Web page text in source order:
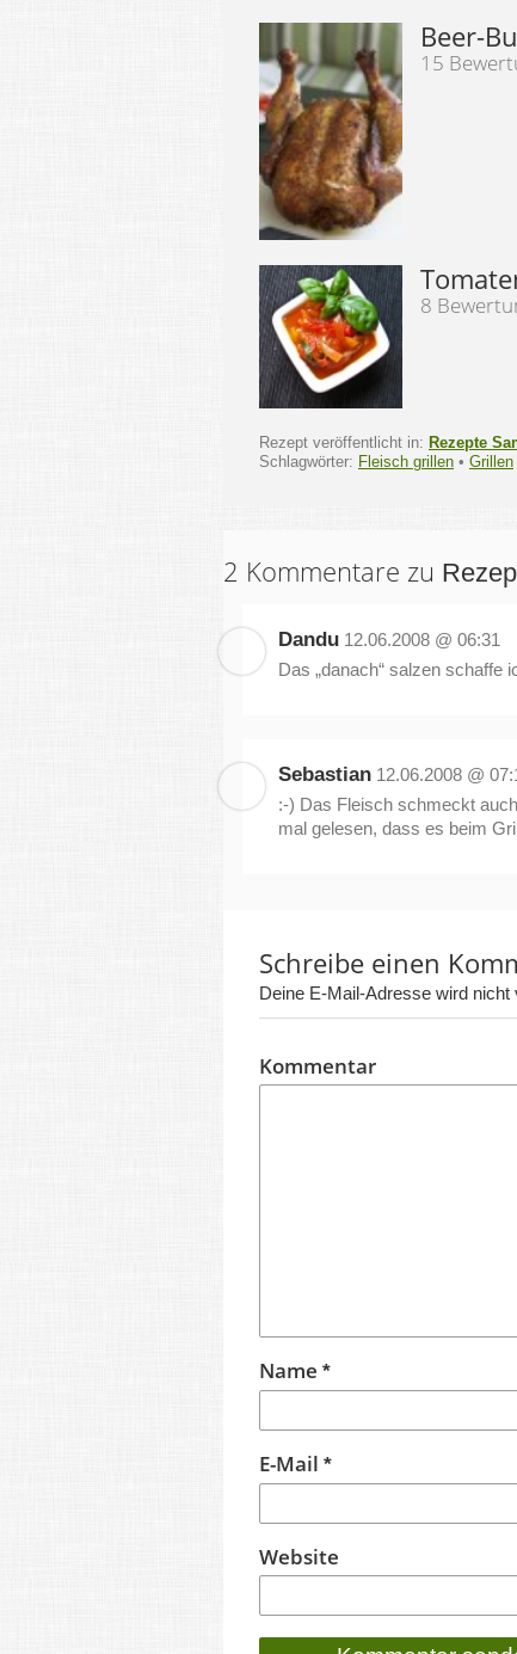
Beer-
15
8
Rezept veröffentlicht in: Rezepte
Schlagwörter: Fleisch grillen • Grillen
2 Kommentare zu
Dandu 12.06.2008 @ 06:31
Das „danach“ salzen schaffe
Sebastian 12.06.2008 @
:-) Das Fleisch schmeckt
mal gelesen, dass es beim
Schreibe einen
Deine E-Mail-Adresse wird nicht
Kommentar
Name *
E-Mail *
Website